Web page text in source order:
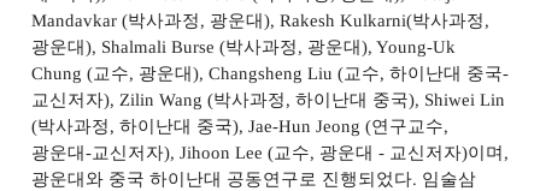
Mandavkar (박사과정, 광운대), Rakesh Kulkarni(박사과정,
광운대), Shalmali Burse (박사과정, 광운대), Young-Uk
Chung (교수, 광운대), Changsheng Liu (교수,하이난대 중국-
교신저자), Zilin Wang (박사과정,하이난대 중국), Shiwei Lin
(박사과정,하이난대 중국), Jae-Hun Jeong (연구교수,
광운대-교신저자), Jihoon Lee (교수, 광운대- 교신저자)이며 ,
광운대와 중국 하이난대 공동연구로 진행되었다. 임술삼